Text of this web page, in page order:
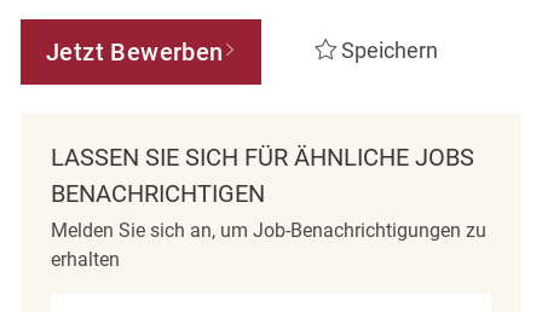
Jetzt Bewerben Speichern
LASSEN SIE SICH FÜR ÄHNLICHE JOBS
BENACHRICHTIGEN
Melden Sie sich an, um Job-Benachrichtigungen zu
erhalten